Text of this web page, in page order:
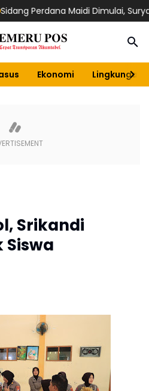
Perdana Maidi Dimulai,
Ekonomi Lingkungan
Srikandi
Siswa